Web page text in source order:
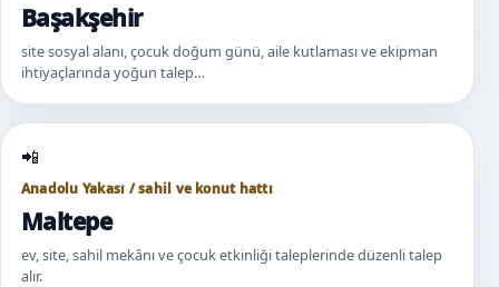
Başakşehir
site sosyal alanı, çocuk doğum günü, aile kutlaması ve ekipman
ihtiyaçlarında yoğun talep…
Anadolu Yakası / sahil ve konut hattı
Maltepe
ev, site, sahil mekânı ve çocuk etkinliği taleplerinde düzenli talep
alır.